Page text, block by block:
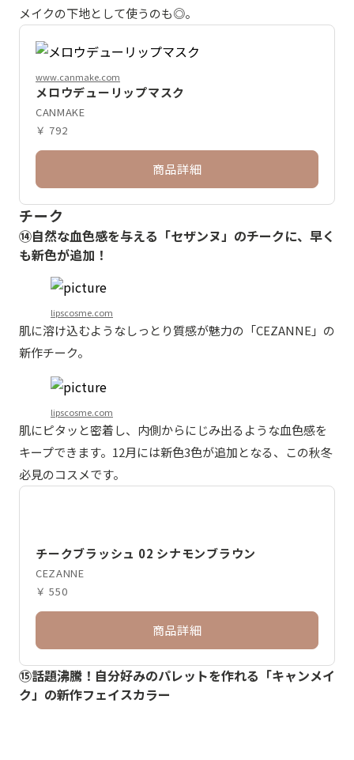
メイクの下地として使うのも◎。
www.canmake.com
メロウデューリップマスク
CANMAKE
￥ 792
商品詳細
チーク
⑭自然な血色感を与える「セザンヌ」のチークに、早く
も新色が追加！
lipscosme.com
肌に溶け込むようなしっとり質感が魅力の「CEZANNE」の
新作チーク。
lipscosme.com
肌にピタッと密着し、内側からにじみ出るような血色感を
キープできます。12月には新色3色が追加となる、この秋冬
必見のコスメです。
チークブラッシュ 02 シナモンブラウン
CEZANNE
￥ 550
商品詳細
⑮話題沸騰！自分好みのパレットを作れる「キャンメイ
ク」の新作フェイスカラー